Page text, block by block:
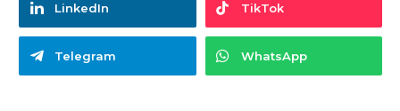
LinkedIn TikTok
Telegram WhatsApp